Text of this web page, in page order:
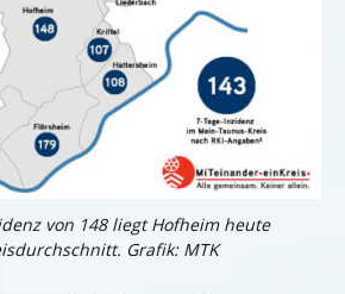
von 148 liegt Hofheim heute
Grafik: MTK